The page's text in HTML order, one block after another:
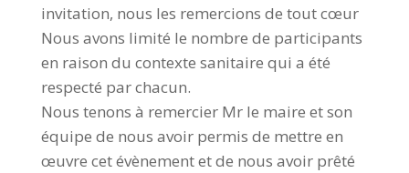
invitation, nous les remercions de tout cœur
Nous avons limité le nombre de participants
en raison du contexte sanitaire qui a été
respecté par chacun.
Nous tenons à remercier Mr le maire et son
équipe de nous avoir permis de mettre en
œuvre cet évènement et de nous avoir prêté